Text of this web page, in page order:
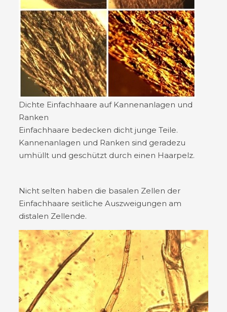
Dichte Einfachhaare auf Kannenanlagen und
Ranken
Einfachhaare bedecken dicht junge Teile.
Kannenanlagen und Ranken sind geradezu
umhüllt und geschützt durch einen Haarpelz.
Nicht selten haben die basalen Zellen der
Einfachhaare seitliche Auszweigungen am
distalen Zellende.